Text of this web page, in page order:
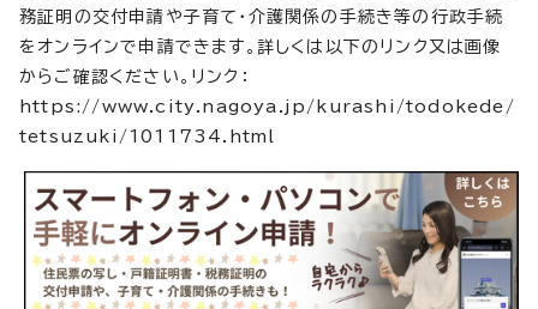
務証明の交付申請や子育て・介護関係の手続き等の行政手続
をオンラインで申請できます。詳しくは以下のリンク又は画像
からご確認ください。リンク：
https://www.city.nagoya.jp/kurashi/todokede/
tetsuzuki/1011734.html